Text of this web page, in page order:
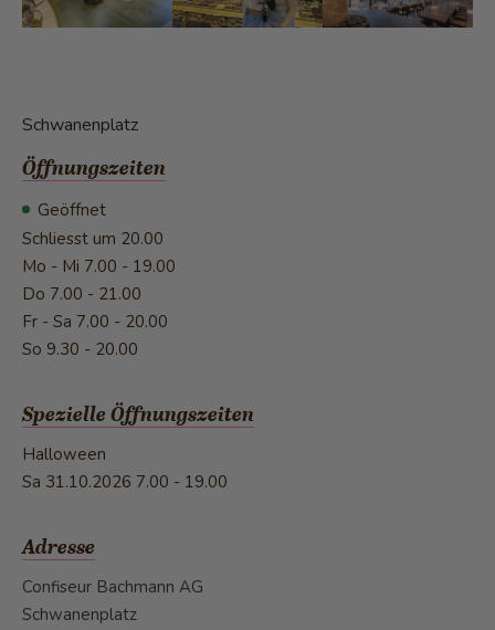
Schwanenplatz
Öffnungszeiten
Geöffnet
Schliesst um 20.00
Mo - Mi 7.00 - 19.00
Do 7.00 - 21.00
Fr - Sa 7.00 - 20.00
So 9.30 - 20.00
Spezielle Öffnungszeiten
Halloween
Sa 31.10.2026 7.00 - 19.00
Adresse
Confiseur Bachmann AG
Schwanenplatz